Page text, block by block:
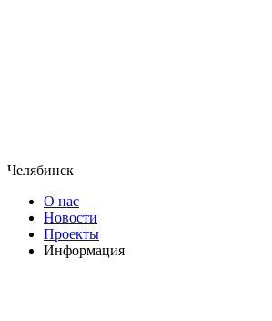
Челябинск
О нас
Новости
Проекты
Информация